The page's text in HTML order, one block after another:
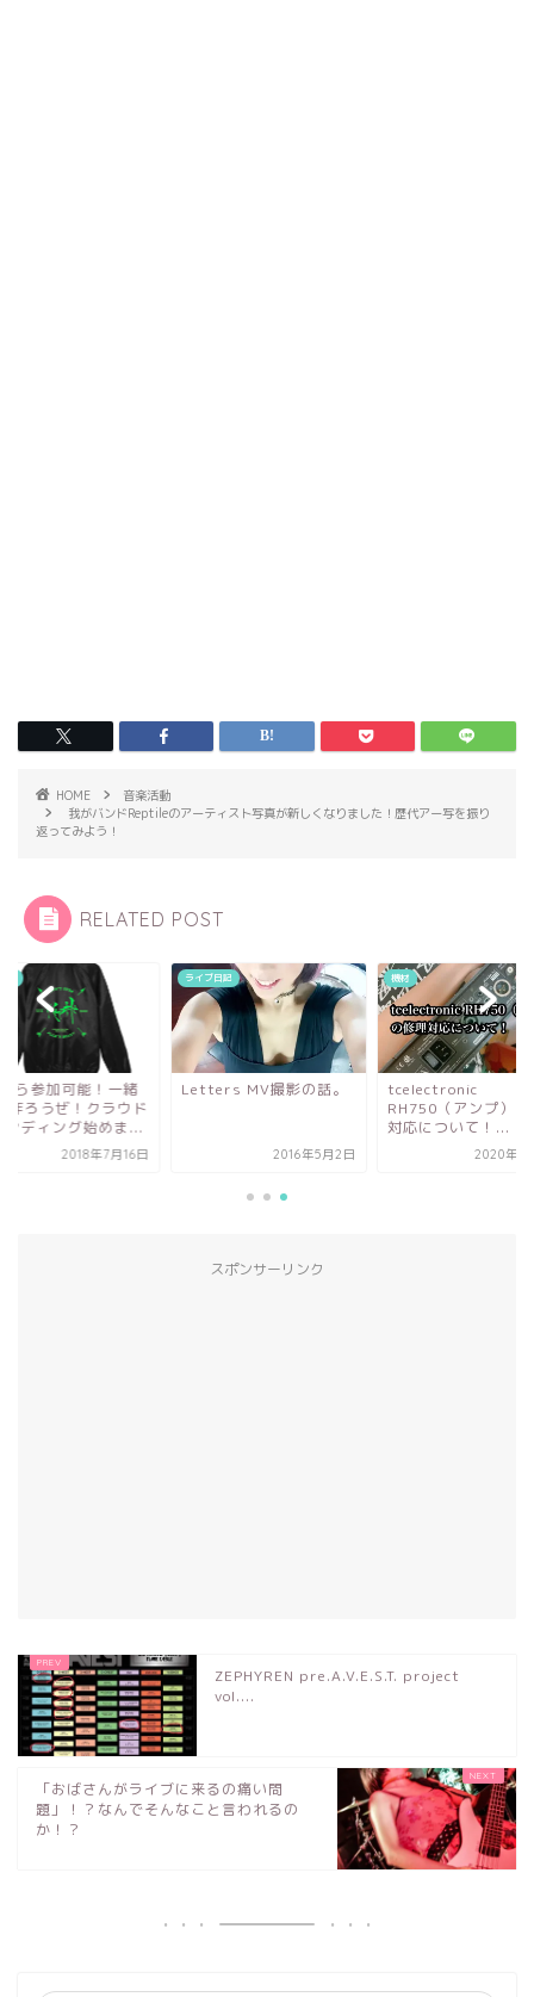
HOME
音楽活動
我がバンドReptileのアーティスト写真が新しくなりました！歴代アー写を振り
返ってみよう！
RELATED POST
日記
MV撮影の話。
2016年5月2日
機材
tcelectronic
2020年11月1日
音楽活動
0円から参加可能！
にCD作ろうぜ！ク
ファンディング始め
2018年7
スポンサーリンク
ZEPHYREN pre.A.V.E.S.T. project
vol....
「おばさんがライブに来るの痛い問
題」！？なんでそんなこと言われるの
か！？